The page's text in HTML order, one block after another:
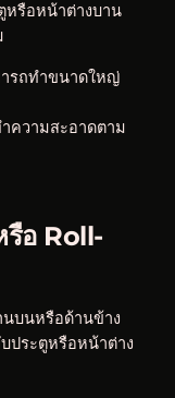
หรือหน้าต่างบาน
รถทำขนาดใหญ่
ความสะอาดตาม
อ Roll-
บนหรือด้านข้าง
ประตูหรือหน้าต่าง